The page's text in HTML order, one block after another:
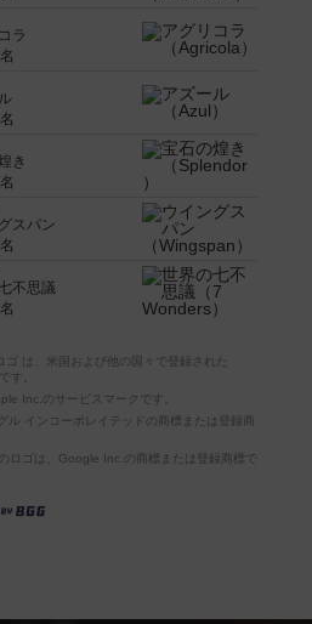
ラ
き
スパン
不思議
は、米国および他の国々で登録された
す。
Inc.のサービスマークです。
ル インコーポレイテッドの商標または登録商
ロゴは、Google Inc.の商標または登録商標で